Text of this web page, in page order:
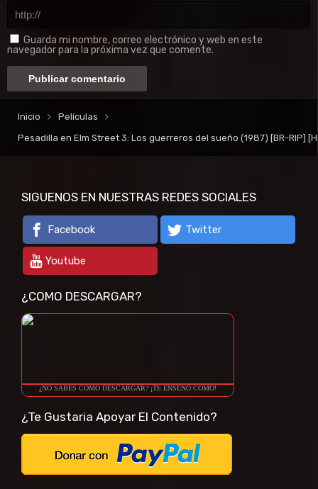
Guarda mi nombre, correo electrónico y web en este
navegador para la próxima vez que comente.
Inicio
Películas
Pesadilla en Elm Street 3: Los guerreros del sueño (1987) [BR-RIP]
SIGUENOS EN NUESTRAS REDES SOCIALES
Facebook Twitter
Youtube
¿COMO DESCARGAR?
¿NO SABES COMO DESCARGAR? ¡TE ENSEÑO COMO!
¿Te Gustaria Apoyar El Contenido?